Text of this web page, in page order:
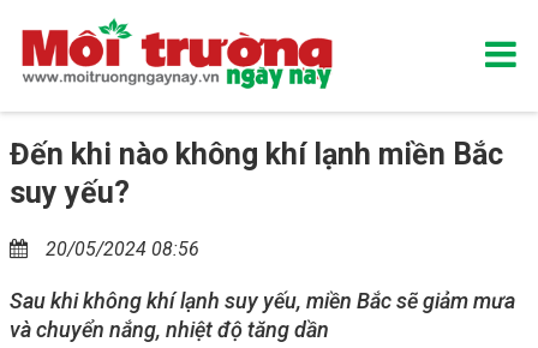
Đến khi nào không khí lạnh miền Bắc
suy yếu?
20/05/2024 08:56
Sau khi không khí lạnh suy yếu, miền Bắc sẽ giảm mưa
và chuyển nắng, nhiệt độ tăng dần